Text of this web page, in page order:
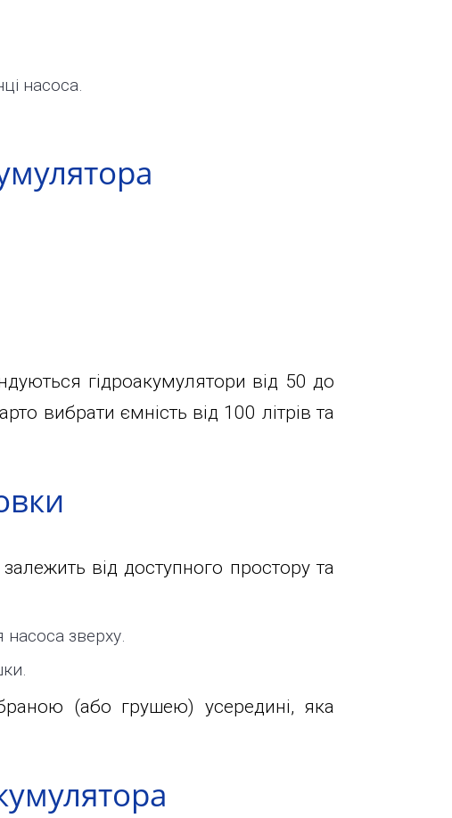
насоса.
гідроакумулятори від 50 до
вибрати ємність від 100 літрів та
від доступного простору та
зверху.
(або грушею) усередині, яка